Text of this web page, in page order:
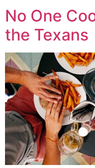
No One
the Texans